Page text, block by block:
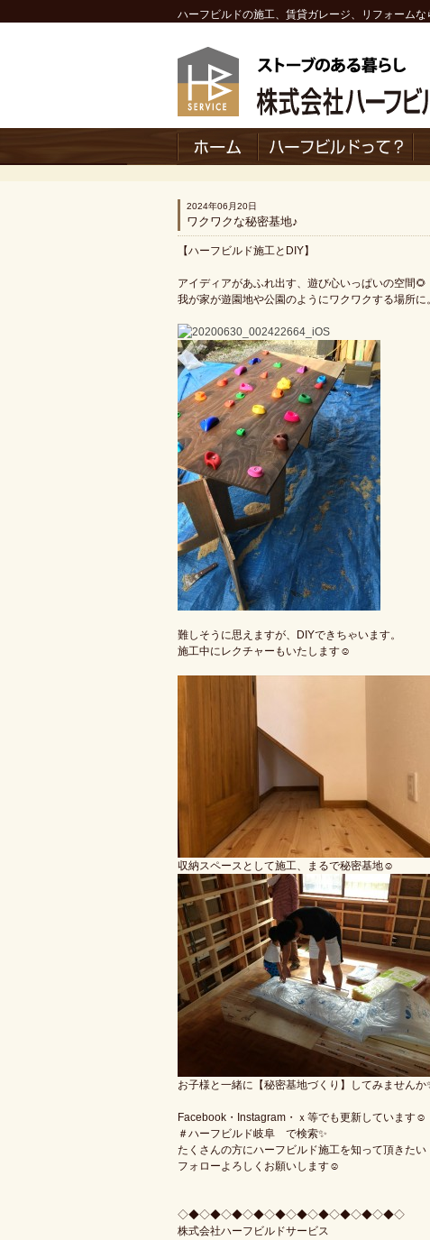
ハーフビルドの施工、賃貸ガレージ、リフォームな
2024年06月20日
ワクワクな秘密基地♪
【ハーフビルド施工とDIY】
アイディアがあふれ出す、遊び心いっぱいの空間🌻
我が家が遊園地や公園のようにワクワクする場所に。
難しそうに思えますが、DIYできちゃいます。
施工中にレクチャーもいたします☺
収納スペースとして施工、まるで秘密基地☺
お子様と一緒に【秘密基地づくり】してみませんか
Facebook・Instagram・ｘ等でも更新しています☺
＃ハーフビルド岐阜 で検索✨
たくさんの方にハーフビルド施工を知って頂きたい
フォローよろしくお願いします☺
◇◆◇◆◇◆◇◆◇◆◇◆◇◆◇◆◇◆◇◆◇
株式会社ハーフビルドサービス